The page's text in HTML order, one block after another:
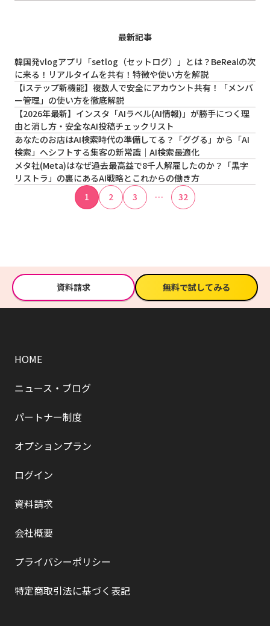
最新記事
韓国発vlogアプリ「setlog（セットログ）」とは？BeRealの次
に来る！リアルタイムを共有！特徴や使い方を解説
【iステップ新機能】複数人で安全にアカウント共有！「メンバ
ー管理」の使い方を徹底解説
【2026年最新】インスタ「AIラベル(AI情報)」が勝手につく理
由と消し方・安全なAI投稿チェックリスト
あなたのお店はAI検索時代の準備してる？「ググる」から「AI
検索」へシフトする集客の新常識｜AI検索最適化
メタ社(Meta)はなぜ過去最高益で8千人解雇したのか？「黒字
リストラ」の裏にあるAI戦略とこれからの働き方
1
2 3 … 32
資料請求 無料で試してみる
HOME
ニュース・ブログ
パートナー制度
オプションプラン
ログイン
資料請求
会社概要
プライバシーポリシー
特定商取引法に基づく表記